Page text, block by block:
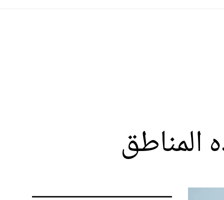
المناطق